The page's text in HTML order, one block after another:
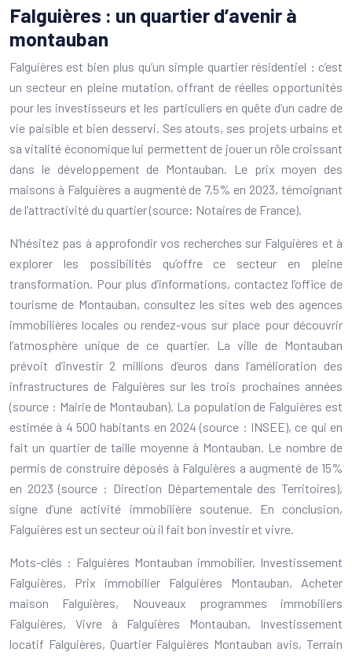
Falguières : un quartier d’avenir à
montauban
Falguières est bien plus qu’un simple quartier résidentiel : c’est
un secteur en pleine mutation, offrant de réelles opportunités
pour les investisseurs et les particuliers en quête d’un cadre de
vie paisible et bien desservi. Ses atouts, ses projets urbains et
sa vitalité économique lui permettent de jouer un rôle croissant
dans le développement de Montauban. Le prix moyen des
maisons à Falguières a augmenté de 7,5% en 2023, témoignant
de l’attractivité du quartier (source: Notaires de France).
N’hésitez pas à approfondir vos recherches sur Falguières et à
explorer les possibilités qu’offre ce secteur en pleine
transformation. Pour plus d’informations, contactez l’office de
tourisme de Montauban, consultez les sites web des agences
immobilières locales ou rendez-vous sur place pour découvrir
l’atmosphère unique de ce quartier. La ville de Montauban
prévoit d’investir 2 millions d’euros dans l’amélioration des
infrastructures de Falguières sur les trois prochaines années
(source : Mairie de Montauban). La population de Falguières est
estimée à 4 500 habitants en 2024 (source : INSEE), ce qui en
fait un quartier de taille moyenne à Montauban. Le nombre de
permis de construire déposés à Falguières a augmenté de 15%
en 2023 (source : Direction Départementale des Territoires),
signe d’une activité immobilière soutenue. En conclusion,
Falguières est un secteur où il fait bon investir et vivre.
Mots-clés : Falguières Montauban immobilier, Investissement
Falguières, Prix immobilier Falguières Montauban, Acheter
maison Falguières, Nouveaux programmes immobiliers
Falguières, Vivre à Falguières Montauban, Investissement
locatif Falguières, Quartier Falguières Montauban avis, Terrain